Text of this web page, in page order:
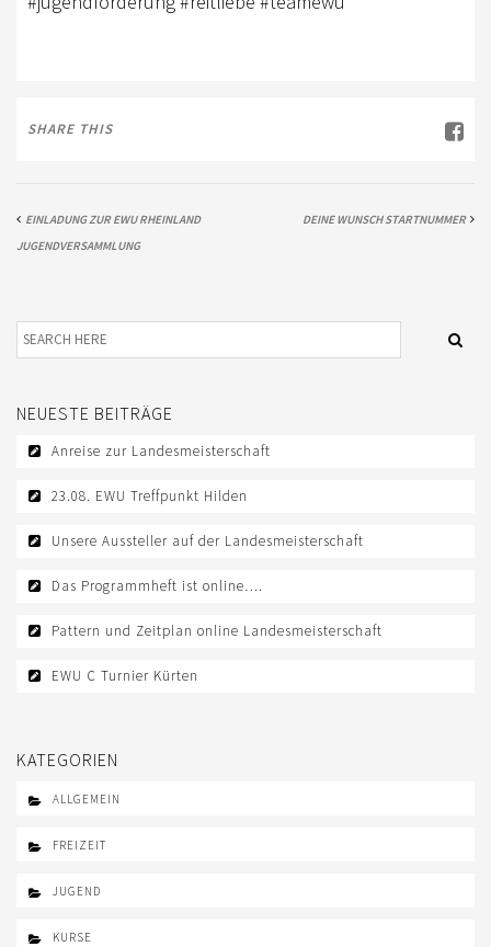
DOWNLOADS EWU RHEINLAND
KIDS CLUB
SATZUNG/RECHTSORDNUNG
IMPRESSUM
SHARE THIS
EINLADUNG ZUR EWU RHEINLAND
JUGENDVERSAMMLUNG
DEINE WUNSCH STARTNUMMER
NEUESTE BEITRÄGE
Anreise zur Landesmeisterschaft
23.08. EWU Treffpunkt Hilden
Unsere Aussteller auf der Landesmeisterschaft
Das Programmheft ist online….
Pattern und Zeitplan online Landesmeisterschaft
EWU C Turnier Kürten
KATEGORIEN
ALLGEMEIN
FREIZEIT
JUGEND
KURSE